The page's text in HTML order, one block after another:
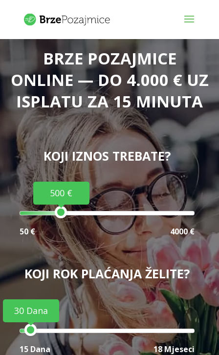
BRZE POZAJMICE
ONLINE — DO 4.000 € UZ
ISPLATU ZA 15 MINUTA
KOJI IZNOS TREBATE?
500 €
50 € 4000 €
KOJI ROK PLAĆANJA ŽELITE?
30 Dana
15 Dana 18 Mjeseci